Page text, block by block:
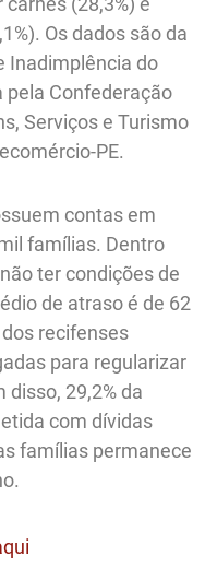
Os dados são da
Inadimplência do
pela Confederação
Serviços e Turismo
PE.
contas em
famílias. Dentro
ter condições de
de atraso é de 62
recifenses
para regularizar
29,2% da
com dívidas
famílias permanece